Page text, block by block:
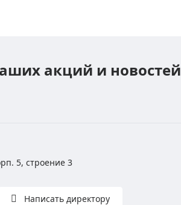
акций и новостей
5, строение 3
Написать директору